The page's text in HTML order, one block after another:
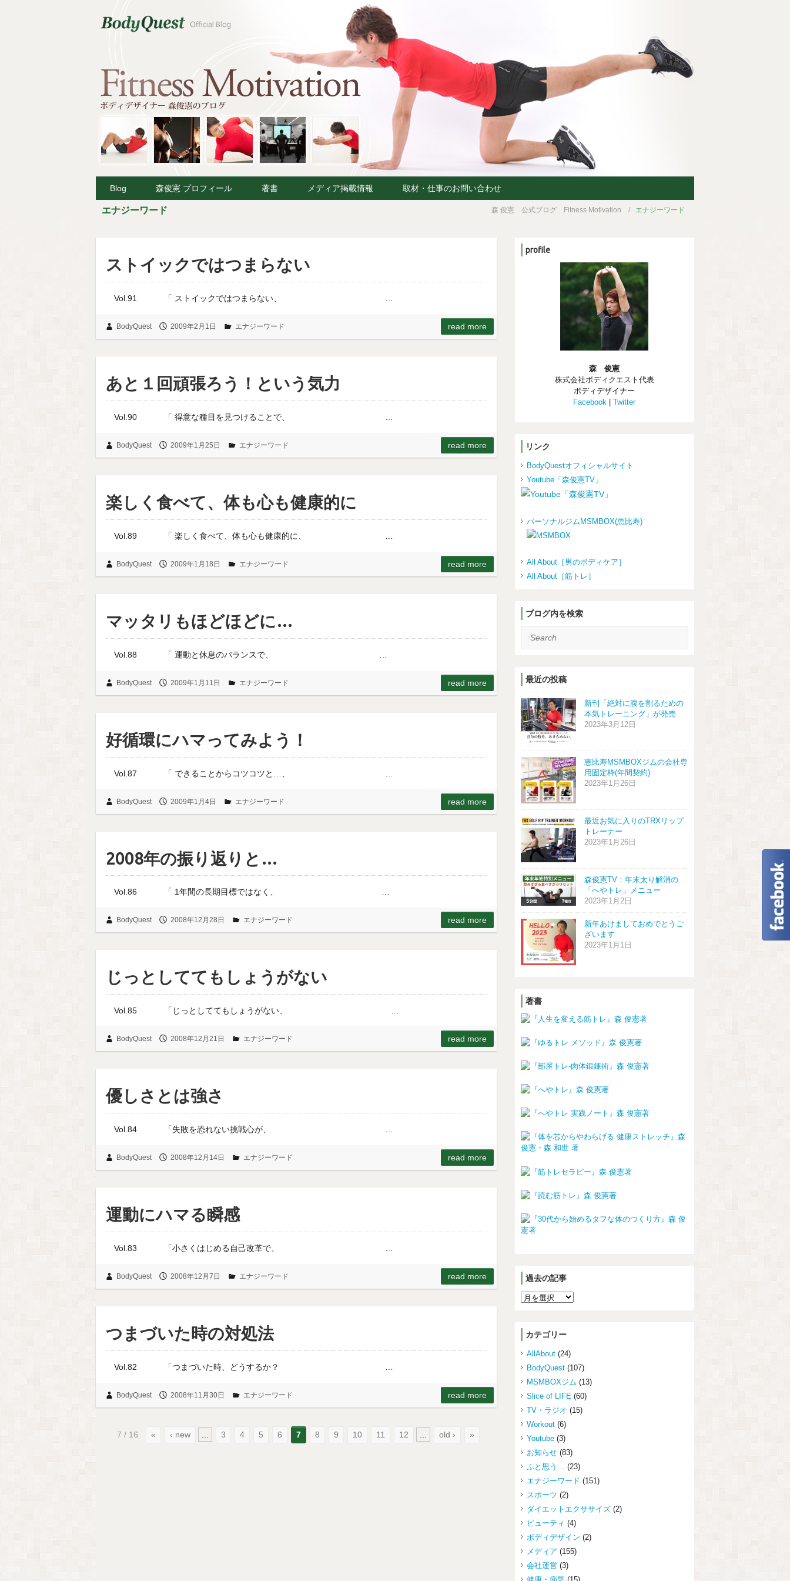
Blog 森俊憲 プロフィール 著書 メディア掲載情報 取材・仕事のお問い合わせ
森 俊憲 公式ブログ Fitness Motivation エナジーワード
エナジーワード
ストイックではつまらない
Vol.91 「 ストイックではつまらない、 …
BodyQuest 2009年2月1日 エナジーワード read more
あと１回頑張ろう！という気力
Vol.90 「 得意な種目を見つけることで、 …
BodyQuest 2009年1月25日 エナジーワード read more
楽しく食べて、体も心も健康的に
Vol.89 「 楽しく食べて、体も心も健康的に、 …
BodyQuest 2009年1月18日 エナジーワード read more
マッタリもほどほどに…
Vol.88 「 運動と休息のバランスで、 …
BodyQuest 2009年1月11日 エナジーワード read more
好循環にハマってみよう！
Vol.87 「 できることからコツコツと…、 …
BodyQuest 2009年1月4日 エナジーワード read more
2008年の振り返りと…
Vol.86 「 1年間の長期目標ではなく、 …
BodyQuest 2008年12月28日 エナジーワード read more
じっとしててもしょうがない
Vol.85 「じっとしててもしょうがない、 …
BodyQuest 2008年12月21日 エナジーワード read more
優しさとは強さ
Vol.84 「失敗を恐れない挑戦心が、 …
BodyQuest 2008年12月14日 エナジーワード read more
運動にハマる瞬感
Vol.83 「小さくはじめる自己改革で、 …
BodyQuest 2008年12月7日 エナジーワード read more
つまづいた時の対処法
Vol.82 「つまづいた時、どうするか？ …
BodyQuest 2008年11月30日 エナジーワード read more
7 / 16 « ‹ new 3 4 5 6 7 8 9 10 11 12 old › »
profile
森 俊憲
株式会社ボディクエスト代表
ボディデザイナー
Facebook |Twitter
リンク
BodyQuestオフィシャルサイト
Youtube「森俊憲TV」
パーソナルジムMSMBOX(恵比寿)
All About［男のボディケア］
All About［筋トレ］
ブログ内を検索
Search
最近の投稿
新刊「絶対に腹を割るための
本気トレーニング」が発売
2023年3月12日
恵比寿MSMBOXジムの会社専
用固定枠(年間契約)
2023年1月26日
最近お気に入りのTRXリップ
トレーナー
2023年1月26日
森俊憲TV：年末太り解消の
「へやトレ」メニュー
2023年1月2日
新年あけましておめでとうご
ざいます
2023年1月1日
著書
過去の記事
カテゴリー
AllAbout(24)
BodyQuest(107)
MSMBOXジム (13)
Slice of LIFE (60)
TV・ラジオ (15)
Workout(6)
Youtube(3)
お知らせ(83)
ふと思う…
(23)
エナジーワード (151)
スポーツ (2)
ダイエットエクササイズ(2)
ビューティ (4)
ボディデザイン (2)
メディア (155)
会社運営(3)